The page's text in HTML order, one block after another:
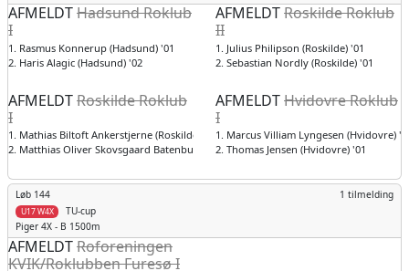
AFMELDTHadsund Roklub
I
1. Rasmus Konnerup (Hadsund) '01
2. Haris Alagic (Hadsund) '02
AFMELDTRoskilde Roklub
II
1. Julius Philipson (Roskilde) '01
2. Sebastian Nordly (Roskilde) '01
AFMELDTRoskilde Roklub
I
1. Mathias Biltoft Ankerstjerne (Roskilde) '01
2. Matthias Oliver Skovsgaard Batenburg (Roskilde) '01
AFMELDTHvidovre Roklub
I
1. Marcus Villiam Lyngesen (Hvidovre)
2. Thomas Jensen (Hvidovre) '01
Løb 144
TU-cup
1 tilmelding
U17 W4X
Piger 4X - B 1500m
AFMELDTRoforeningen
KVIK/Roklubben Furesø I